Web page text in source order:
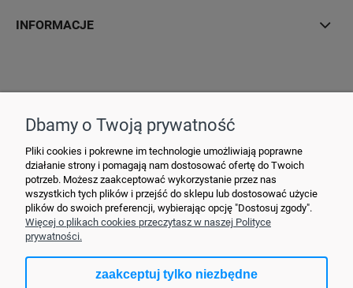
INFORMACJE
+48790635548• MAIL: ydypl
Dbamy o Twoją prywatność
Pliki cookies i pokrewne im technologie umożliwiają poprawne
działanie strony i pomagają nam dostosować ofertę do Twoich
potrzeb. Możesz zaakceptować wykorzystanie przez nas
wszystkich tych plików i przejść do sklepu lub dostosować użycie
plików do swoich preferencji, wybierając opcję "Dostosuj zgody".
Więcej o plikach cookies przeczytasz w naszej Polityce
prywatności.
zaakceptuj tylko niezbędne